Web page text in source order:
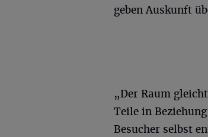
geben Auskunft
„Der Raum
Teile in
Besucher selbst